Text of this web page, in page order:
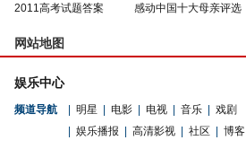
2011高考试题答案
感动中国十大母亲评选
网站地图
娱乐中心
频道导航 明星 电影 电视 音乐
戏剧
娱乐播报 高清影视 社区 博客